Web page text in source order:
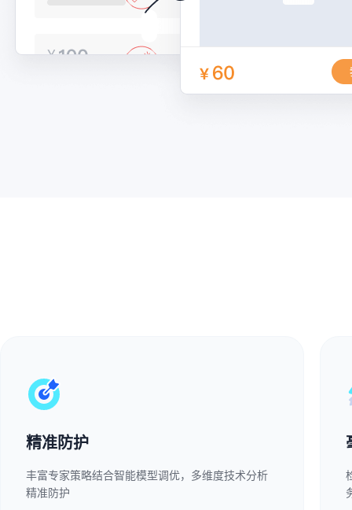
精准防护
丰富专家策略结合智能模型调优，多维度技术分析
精准防护